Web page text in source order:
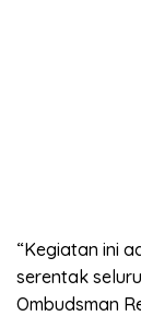
“Kegiatan ini
serentak
Ombudsman